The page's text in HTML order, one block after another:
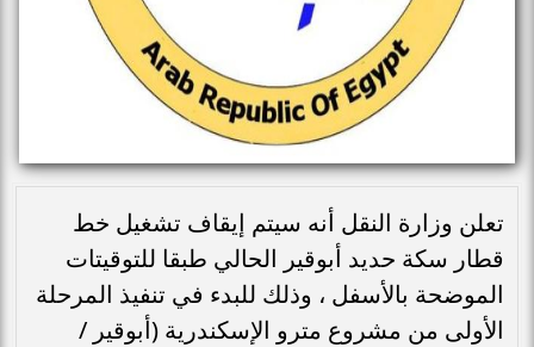
تعلن وزارة النقل أنه سيتم إيقاف تشغيل خط
قطار سكة حديد أبوقير الحالي طبقا للتوقيتات
الموضحة بالأسفل ، وذلك للبدء في تنفيذ المرحلة
الأولى من مشروع مترو الإسكندرية (أبوقير /